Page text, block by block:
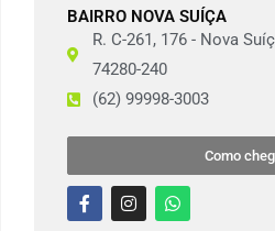
BAIRRO NOVA SUÍÇA
R. C-261, 176 - Nova
74280-240
(62) 99998-3003
Como